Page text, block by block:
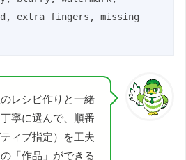
extra fingers, missing
レシピ作りと一緒
寧に選んで、順番
ィブ指定）を工夫
「作品」ができる